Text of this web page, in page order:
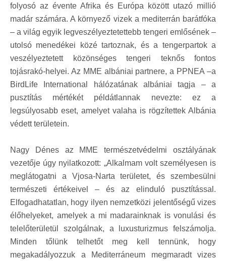
folyosó az évente Afrika és Európa között utazó millió
madár számára. A környező vizek a mediterrán barátfóka
– a világ egyik legveszélyeztetettebb tengeri emlősének –
utolsó menedékei közé tartoznak, és a tengerpartok a
veszélyeztetett közönséges tengeri teknős fontos
tojásrakó-helyei. Az MME albániai partnere, a PPNEA –a
BirdLife International hálózatának albániai tagja – a
pusztítás mértékét példátlannak nevezte: ez a
legsúlyosabb eset, amelyet valaha is rögzítettek Albánia
védett területein.
Nagy Dénes az MME természetvédelmi osztályának
vezetője úgy nyilatkozott: „Alkalmam volt személyesen is
meglátogatni a Vjosa-Narta területet, és szembesülni
természeti értékeivel – és az elinduló pusztítással.
Elfogadhatatlan, hogy ilyen nemzetközi jelentőségű vizes
élőhelyeket, amelyek a mi madarainknak is vonulási és
telelőterületül szolgálnak, a luxusturizmus felszámolja.
Minden tőlünk telhetőt meg kell tennünk, hogy
megakadályozzuk a Mediterráneum megmaradt vizes